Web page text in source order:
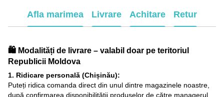
Afla marimea Livrare Achitare Retur
🛍️ Modalități de livrare – valabil doar pe teritoriul
Republicii Moldova
1. Ridicare personală (Chișinău):
Puteți ridica comanda direct din unul dintre magazinele noastre,
după confirmarea disponibilității produselor de către managerul